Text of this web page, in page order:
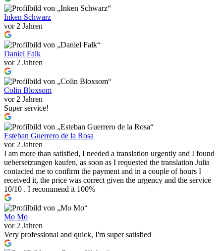
Inken Schwarz
vor 2 Jahren
Daniel Falk
vor 2 Jahren
Colin Bloxsom
vor 2 Jahren
Super service!
Esteban Guerrero de la Rosa
vor 2 Jahren
I am more than satisfied, I needed a translation urgently and I found
uebersetzungen kaufen, as soon as I requested the translation Julia
contacted me to confirm the payment and in a couple of hours I
received it, the price was correct given the urgency and the service
10/10 . I recommend it 100%
Mo Mo
vor 2 Jahren
Very professional and quick, I'm super satisfied